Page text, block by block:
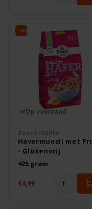
NIEUW
Op voorraad
Havermuesli met
- Glutenvrij
425 gram
€4,99